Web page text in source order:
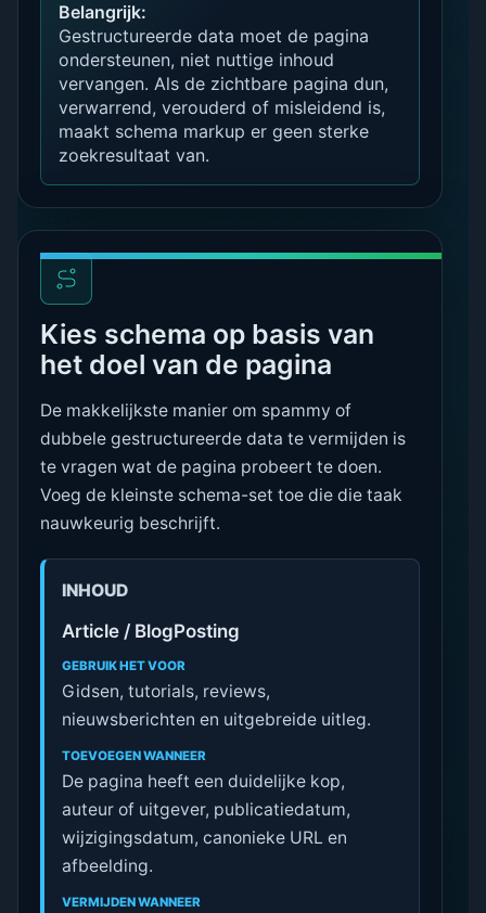
Belangrijk:
Gestructureerde data moet de pagina
ondersteunen, niet nuttige inhoud
vervangen. Als de zichtbare pagina dun,
verwarrend, verouderd of misleidend is,
maakt schema markup er geen sterke
zoekresultaat van.
Kies schema op basis van
het doel van de pagina
De makkelijkste manier om spammy of
dubbele gestructureerde data te vermijden is
te vragen wat de pagina probeert te doen.
Voeg de kleinste schema-set toe die die taak
nauwkeurig beschrijft.
INHOUD
Article / BlogPosting
GEBRUIK HET VOOR
Gidsen, tutorials, reviews,
nieuwsberichten en uitgebreide uitleg.
TOEVOEGEN WANNEER
De pagina heeft een duidelijke kop,
auteur of uitgever, publicatiedatum,
wijzigingsdatum, canonieke URL en
afbeelding.
VERMIJDEN WANNEER